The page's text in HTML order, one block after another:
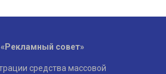
совет»
средства массовой